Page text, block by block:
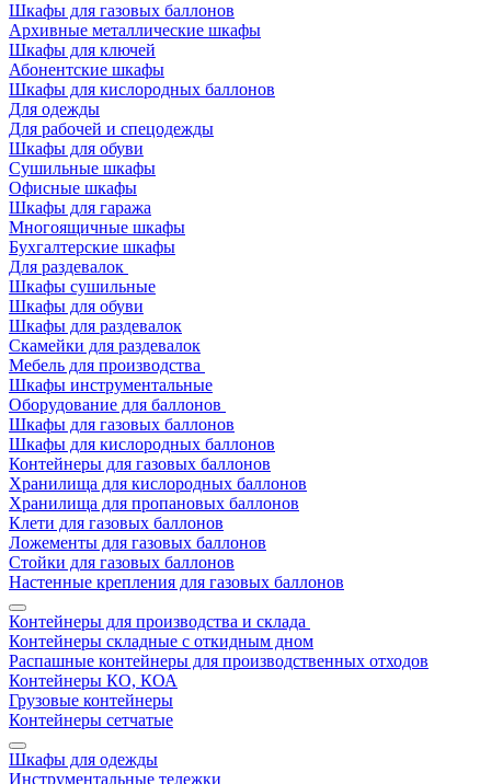
Шкафы для газовых баллонов
Архивные металлические шкафы
Шкафы для ключей
Абонентские шкафы
Шкафы для кислородных баллонов
Для одежды
Для рабочей и спецодежды
Шкафы для обуви
Сушильные шкафы
Офисные шкафы
Шкафы для гаража
Многоящичные шкафы
Бухгалтерские шкафы
Для раздевалок
Шкафы сушильные
Шкафы для обуви
Шкафы для раздевалок
Скамейки для раздевалок
Мебель для производства
Шкафы инструментальные
Оборудование для баллонов
Шкафы для газовых баллонов
Шкафы для кислородных баллонов
Контейнеры для газовых баллонов
Хранилища для кислородных баллонов
Хранилища для пропановых баллонов
Клети для газовых баллонов
Ложементы для газовых баллонов
Стойки для газовых баллонов
Настенные крепления для газовых баллонов
Контейнеры для производства и склада
Контейнеры складные с откидным дном
Распашные контейнеры для производственных отходов
Контейнеры КО, КОА
Грузовые контейнеры
Контейнеры сетчатые
Шкафы для одежды
Инструментальные тележки